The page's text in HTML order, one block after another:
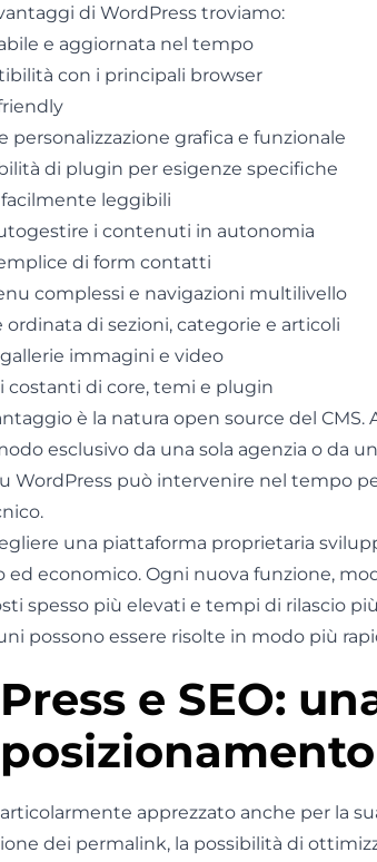
di WordPress troviamo:
e aggiornata nel tempo
con i principali browser
personalizzazione grafica e funzionale
di plugin per esigenze specifiche
leggibili
i contenuti in autonomia
di form contatti
complessi e navigazioni multilivello
ordinata di sezioni, categorie e articoli
immagini e video
costanti di core, temi e plugin
è la natura open source del
esclusivo da una sola agenzia o da
WordPress può intervenire nel tempo
una piattaforma proprietaria
ed economico. Ogni nuova funzione,
spesso più elevati e tempi di rilascio
possono essere risolte in modo più
e SEO:
apprezzato anche per la
dei permalink, la possibilità di